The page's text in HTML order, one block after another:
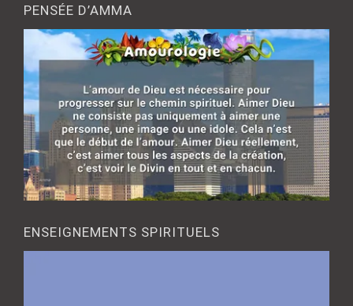
PENSÉE D’AMMA
ENSEIGNEMENTS SPIRITUELS